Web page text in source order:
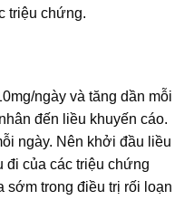
triệu chứng.
ngày và tăng dần mỗi
đến liều khuyến cáo.
ngày. Nên khởi đầu liều
đi của các triệu chứng
sớm trong điều trị rối loạn